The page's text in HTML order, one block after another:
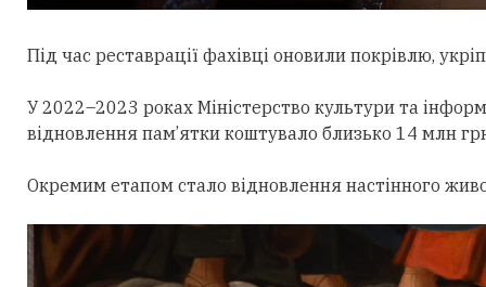
Під час реставрації фахівці оновили покрівлю,
У 2022–2023 роках Міністерство культури та
відновлення пам’ятки коштувало близько 14 млн
Окремим етапом стало відновлення настінного